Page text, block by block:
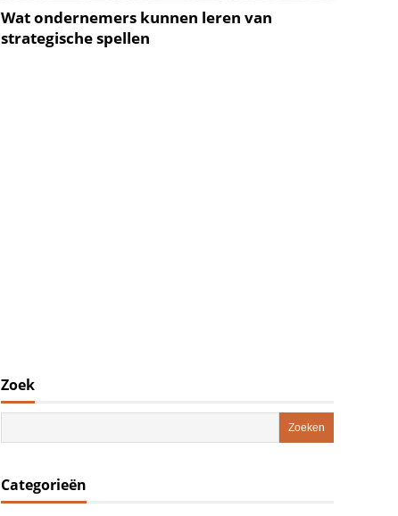
Wat ondernemers kunnen leren van
strategische spellen
Zoek
Categorieën